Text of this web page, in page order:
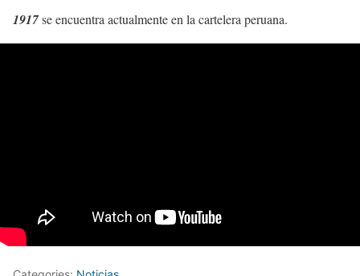
1917se encuentra actualmente en la cartelera peruana.